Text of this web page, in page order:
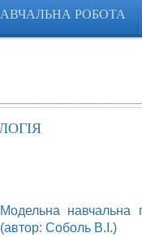
РОБОТА
Модельна навчальна
(автор: Соболь В.І.)